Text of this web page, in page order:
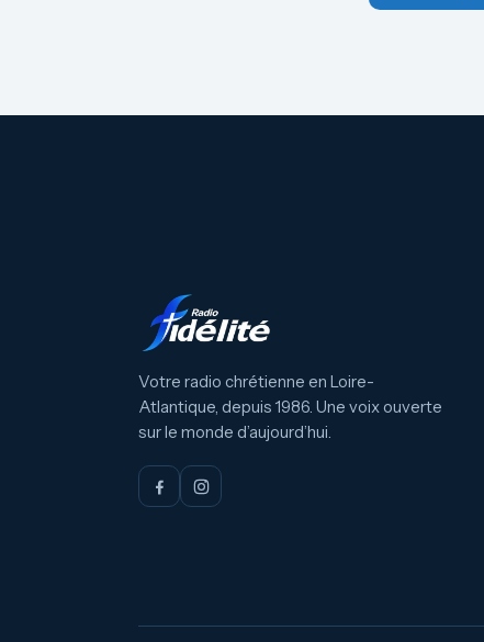
Votre radio chrétienne en Loire-
Atlantique, depuis 1986. Une voix ouverte
sur le monde d’aujourd’hui.